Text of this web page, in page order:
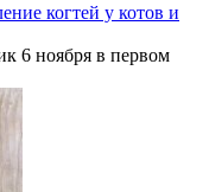
когтей у котов и
6 ноября в первом